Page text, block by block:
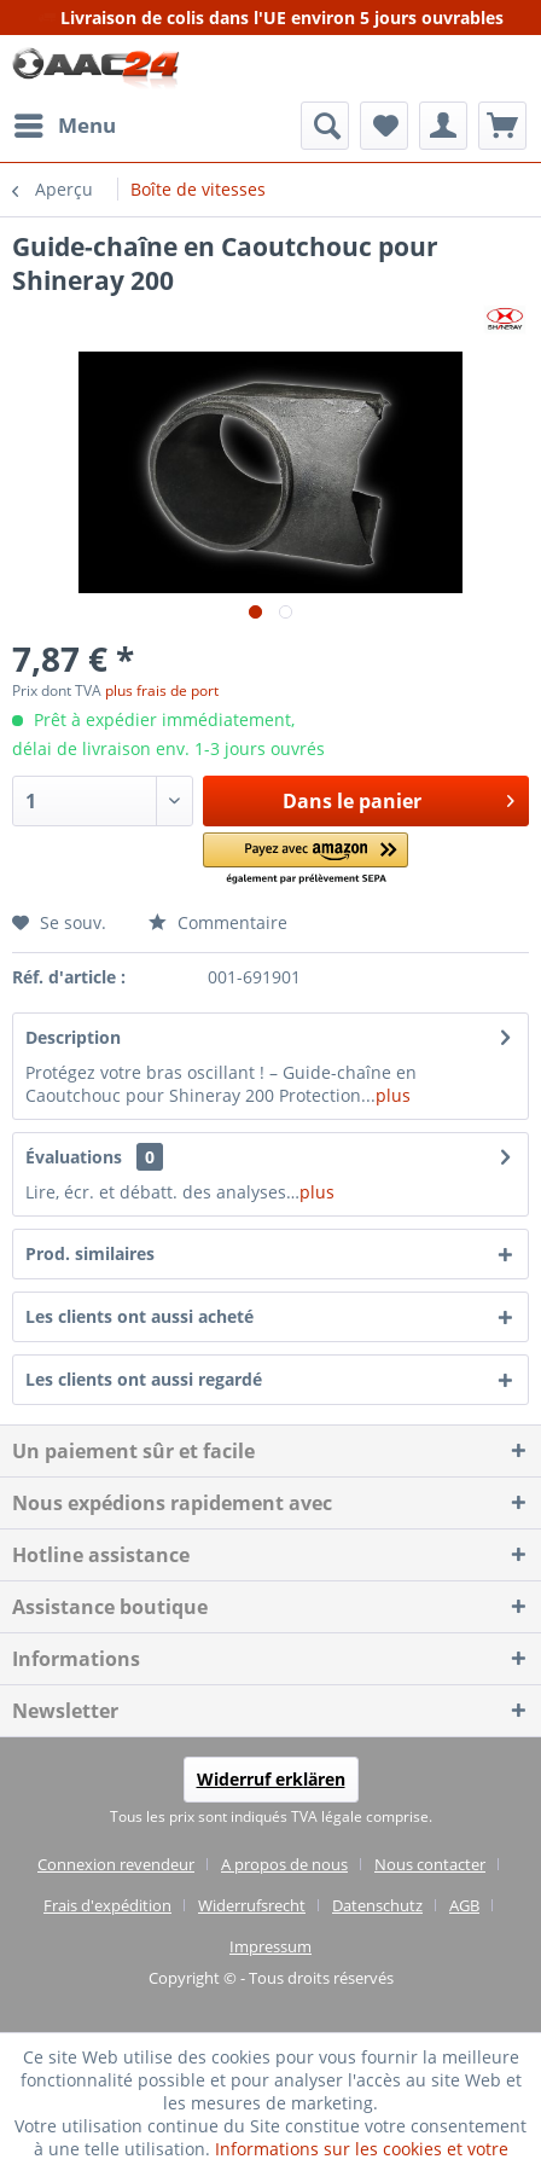
Livraison de colis dans l'UE environ 5 jours ouvrables
Menu
Aperçu Boîte de vitesses
Guide-chaîne en Caoutchouc pour
Shineray 200
7,87 € *
Prix dont TVA plus frais de port
Prêt à expédier immédiatement,
délai de livraison env. 1-3 jours ouvrés
Dans le panier
Se souv. Commentaire
Réf. d'article : 001-691901
Description
Protégez votre bras oscillant ! – Guide-chaîne en
Caoutchouc pour Shineray 200 Protection...plus
Évaluations
0
Lire, écr. et débatt. des analyses…plus
Prod. similaires
Les clients ont aussi acheté
Les clients ont aussi regardé
Un paiement sûr et facile
Nous expédions rapidement avec
Hotline assistance
Assistance boutique
Informations
Newsletter
Widerruf erklären
Tous les prix sont indiqués TVA légale comprise.
Connexion revendeur A propos de nous
Nous contacter
Frais d'expédition
Widerrufsrecht Datenschutz
AGB
Impressum
Copyright © - Tous droits réservés
Ce site Web utilise des cookies pour vous fournir la meilleure
fonctionnalité possible et pour analyser l'accès au site Web et
les mesures de marketing.
Votre utilisation continue du Site constitue votre consentement
à une telle utilisation. Informations sur les cookies et votre